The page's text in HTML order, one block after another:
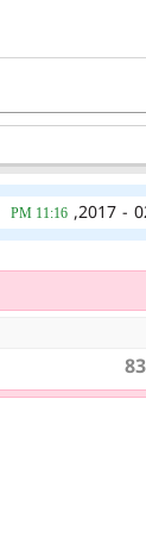
11:16 PM